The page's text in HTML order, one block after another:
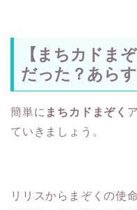
【まちカドま
だった？あら
簡単に まちカドまぞく
ていきましょう。
リリスからまぞくの使